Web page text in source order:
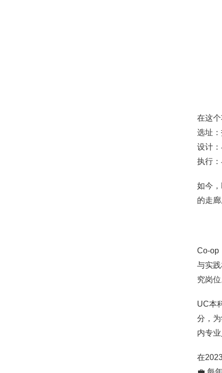
在这个
选址
设计
执行
如今
的走廊
Co-op
与实
究岗位
UC本
分，
内专
在